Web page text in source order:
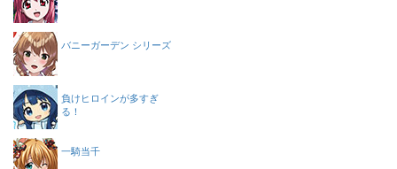
バニーガーデン シリーズ
負けヒロインが多すぎ
る！
一騎当千